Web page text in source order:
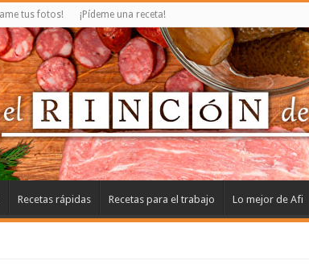
tus fotos! ¡Pídeme una receta!
Recetas rápidas Recetas para el trabajo Lo mejor de Afi